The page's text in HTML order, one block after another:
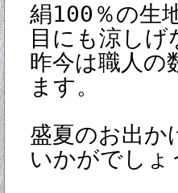
絹100％の生
目にも涼し
昨今は職人の
ます。
盛夏のお出か
いかがでしょ